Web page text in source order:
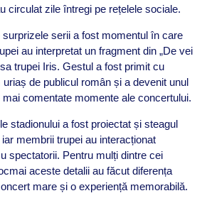
circulat zile întregi pe rețelele sociale.
surprizele serii a fost momentul în care
au interpretat un fragment din „De vei
trupei Iris. Gestul a fost primit cu
de publicul român și a devenit unul
mai comentate momente ale concertului.
stadionului a fost proiectat și steagul
membrii trupei au interacționat
spectatorii. Pentru mulți dintre cei
aceste detalii au făcut diferența
mare și o experiență memorabilă.